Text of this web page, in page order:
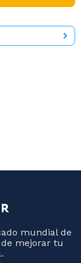
mundial de
mejorar tu